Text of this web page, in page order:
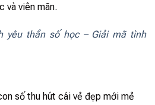
và viên mãn.
yêu thần số học – Giải mã tình
số thu hút cái vẻ đẹp mới mẻ